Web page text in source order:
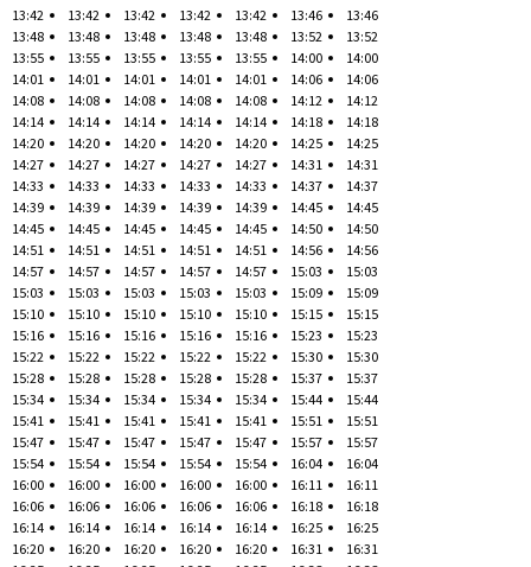
13:42
13:48
13:55
14:01
14:08
14:14
14:20
14:27
14:33
14:39
14:45
14:51
14:57
15:03
15:10
15:16
15:22
15:28
15:34
15:41
15:47
15:54
16:00
16:06
16:14
16:20
13:42
13:48
13:55
14:01
14:08
14:14
14:20
14:27
14:33
14:39
14:45
14:51
14:57
15:03
15:10
15:16
15:22
15:28
15:34
15:41
15:47
15:54
16:00
16:06
16:14
16:20
13:42
13:48
13:55
14:01
14:08
14:14
14:20
14:27
14:33
14:39
14:45
14:51
14:57
15:03
15:10
15:16
15:22
15:28
15:34
15:41
15:47
15:54
16:00
16:06
16:14
16:20
13:42
13:48
13:55
14:01
14:08
14:14
14:20
14:27
14:33
14:39
14:45
14:51
14:57
15:03
15:10
15:16
15:22
15:28
15:34
15:41
15:47
15:54
16:00
16:06
16:14
16:20
13:42
13:48
13:55
14:01
14:08
14:14
14:20
14:27
14:33
14:39
14:45
14:51
14:57
15:03
15:10
15:16
15:22
15:28
15:34
15:41
15:47
15:54
16:00
16:06
16:14
16:20
13:46
13:52
14:00
14:06
14:12
14:18
14:25
14:31
14:37
14:45
14:50
14:56
15:03
15:09
15:15
15:23
15:30
15:37
15:44
15:51
15:57
16:04
16:11
16:18
16:25
16:31
13:46
13:52
14:00
14:06
14:12
14:18
14:25
14:31
14:37
14:45
14:50
14:56
15:03
15:09
15:15
15:23
15:30
15:37
15:44
15:51
15:57
16:04
16:11
16:18
16:25
16:31